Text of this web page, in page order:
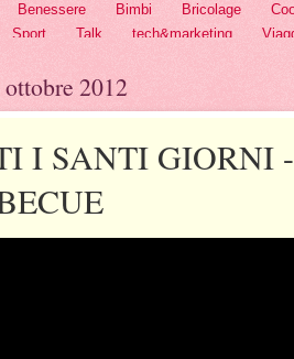
Benessere Bimbi Bricolage
Sport Talk tech&marketing
2012
I SANTI GIORNI